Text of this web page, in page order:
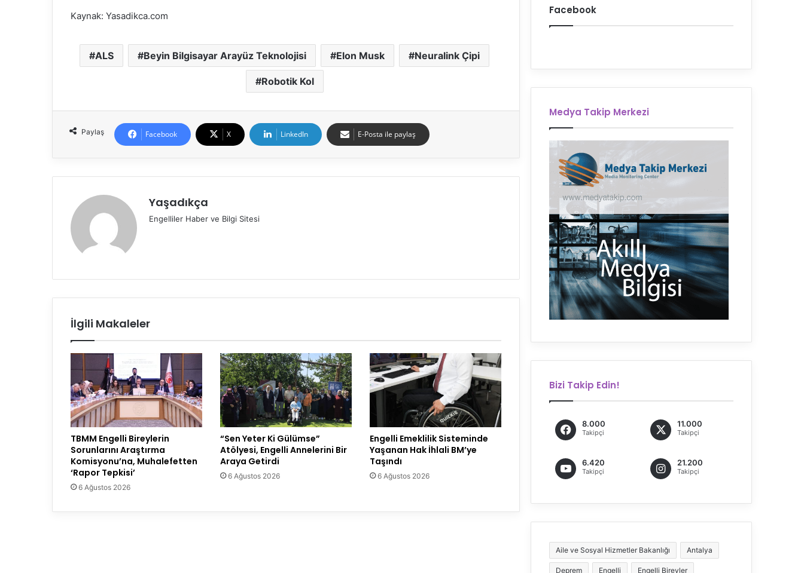
Kaynak: Yasadikca.com
ALS Beyin Bilgisayar Arayüz Teknolojisi Elon Musk Neuralink Çipi
Robotik Kol
Paylaş Facebook X LinkedIn E-Posta ile paylaş
Yaşadıkça
Engelliler Haber ve Bilgi Sitesi
İlgili Makaleler
TBMM Engelli Bireylerin
Sorunlarını Araştırma
Komisyonu’na, Muhalefetten
‘Rapor Tepkisi’
6 Ağustos 2026
“Sen Yeter Ki Gülümse”
Atölyesi, Engelli Annelerini Bir
Araya Getirdi
6 Ağustos 2026
Engelli Emeklilik Sisteminde
Yaşanan Hak İhlali BM’ye
Taşındı
6 Ağustos 2026
Facebook
Medya Takip Merkezi
Bizi Takip Edin!
8.000
Takipçi
11.000
Takipçi
6.420
Takipçi
21.200
Takipçi
Aile ve Sosyal Hizmetler Bakanlığı Antalya
Deprem Engelli Engelli Bireyler